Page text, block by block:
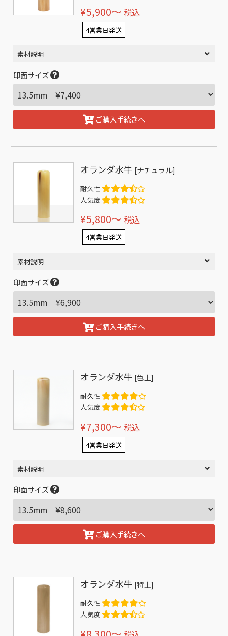
¥5,900〜 税込
4営業日発送
素材説明
印面サイズ
ご購入手続きへ
オランダ水牛 [ナチュラル]
耐久性
人気度
¥5,800〜 税込
4営業日発送
素材説明
印面サイズ
ご購入手続きへ
オランダ水牛 [色上]
耐久性
人気度
¥7,300〜 税込
4営業日発送
素材説明
印面サイズ
ご購入手続きへ
オランダ水牛 [特上]
耐久性
人気度